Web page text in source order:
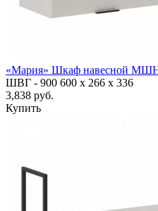
«Мария» Шкаф навесной
ШВГ - 900 600 х 266 х 336
3,838 руб.
Купить